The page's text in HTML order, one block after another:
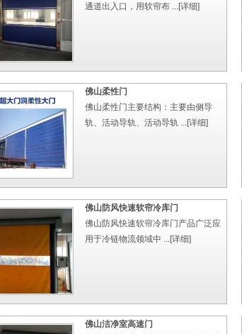
通道出入口，用软帘布 ...[详细]
佛山柔性门
佛山柔性门主要结构：主要由侧导
轨、活动导轨、活动导轨 ...[详细]
佛山防风快速软帘冷库门
佛山防风快速软帘冷库门产品广泛应
用于冷链物流领域中 ...[详细]
佛山洁净室高速门